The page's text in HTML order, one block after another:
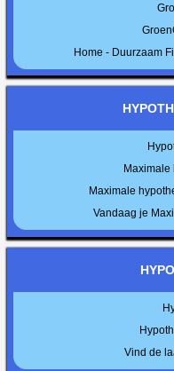
Home - Duurzaam
Maximale
Vandaag je
Vind de